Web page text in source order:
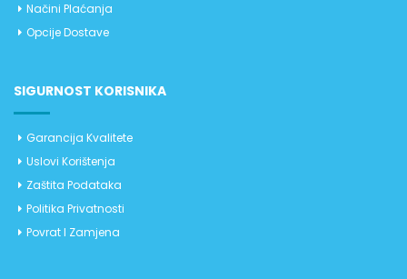
Načini Plaćanja
Opcije Dostave
SIGURNOST KORISNIKA
Garancija Kvalitete
Uslovi Korištenja
Zaštita Podataka
Politika Privatnosti
Povrat I Zamjena